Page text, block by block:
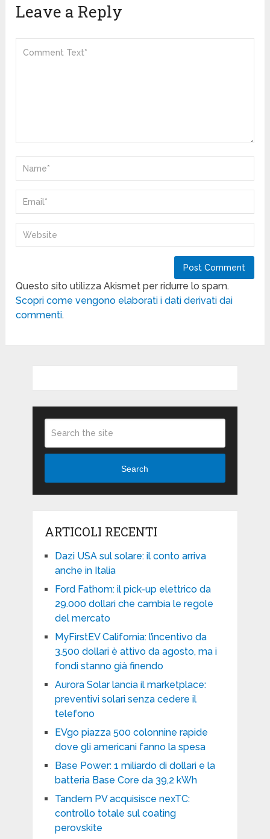
Leave a Reply
Questo sito utilizza Akismet per ridurre lo spam.
Scopri come vengono elaborati i dati derivati dai
commenti.
Search
ARTICOLI RECENTI
Dazi USA sul solare: il conto arriva
anche in Italia
Ford Fathom: il pick-up elettrico da
29.000 dollari che cambia le regole
del mercato
MyFirstEV California: l’incentivo da
3.500 dollari è attivo da agosto, ma i
fondi stanno già finendo
Aurora Solar lancia il marketplace:
preventivi solari senza cedere il
telefono
EVgo piazza 500 colonnine rapide
dove gli americani fanno la spesa
Base Power: 1 miliardo di dollari e la
batteria Base Core da 39,2 kWh
Tandem PV acquisisce nexTC:
controllo totale sul coating
perovskite